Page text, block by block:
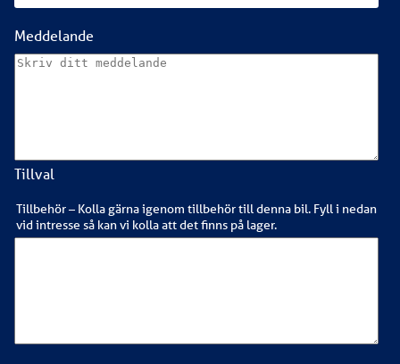
Meddelande
Tillval
Tillbehör – Kolla gärna igenom tillbehör till denna bil. Fyll i nedan
vid intresse så kan vi kolla att det finns på lager.